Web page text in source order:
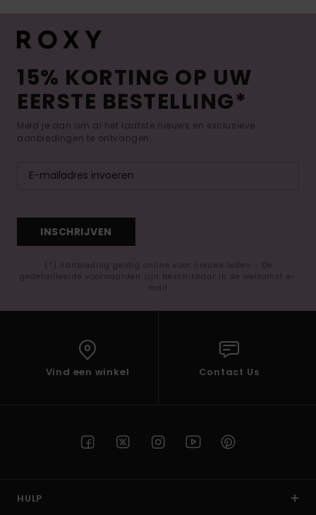
15% KORTING OP UW
EERSTE BESTELLING*
Meld je aan om al het laatste nieuws en exclusieve
aanbiedingen te ontvangen.
INSCHRIJVEN
(*) Aanbieding geldig online voor nieuwe leden - De
gedetailleerde voorwaarden zijn beschikbaar in de welkomst e-
mail
Vind een winkel Contact Us
HULP